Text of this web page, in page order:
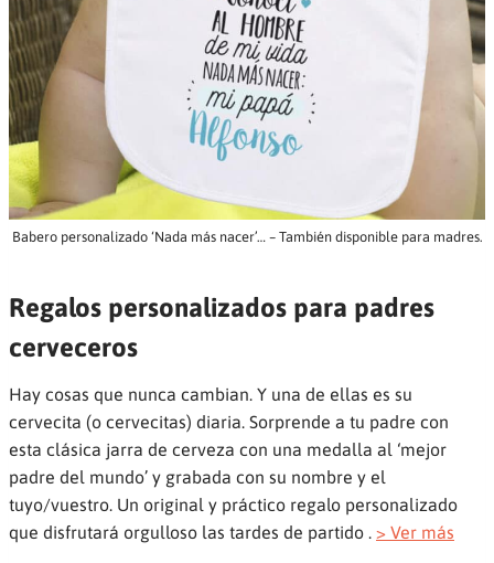
Babero personalizado ‘Nada más nacer’… – También disponible para madres.
Regalos personalizados para padres
cerveceros
Hay cosas que nunca cambian. Y una de ellas es su
cervecita (o cervecitas) diaria. Sorprende a tu padre con
esta clásica jarra de cerveza con una medalla al ‘mejor
padre del mundo’ y grabada con su nombre y el
tuyo/vuestro. Un original y práctico regalo personalizado
que disfrutará orgulloso las tardes de partido . > Ver más